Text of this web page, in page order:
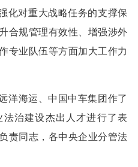
化对重大战略任务的支撑保
合规管理有效性、增强涉外
专业队伍等方面加大工作力
洋海运、中国中车集团作了
治建设杰出人才进行了表
责同志，各中央企业分管法